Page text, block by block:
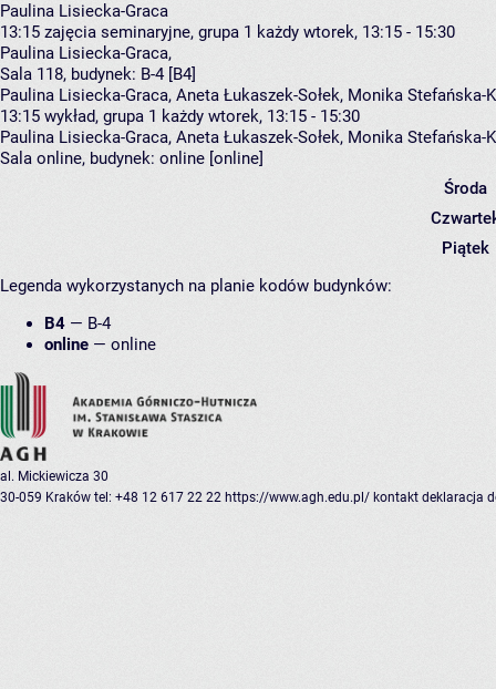
Paulina Lisiecka-Graca
13:15 zajęcia seminaryjne, grupa 1 każdy wtorek, 13:15 - 15:30
Paulina Lisiecka-Graca,
Sala 118, budynek: B-4 [B4]
Paulina Lisiecka-Graca, Aneta Łukaszek-Sołek, Monika Stefańska-
13:15 wykład, grupa 1 każdy wtorek, 13:15 - 15:30
Paulina Lisiecka-Graca, Aneta Łukaszek-Sołek, Monika Stefańska-
Sala online, budynek: online [online]
Środa
Piątek
Legenda wykorzystanych na planie kodów budynków:
B4 — B-4
online — online
al. Mickiewicza 30
30-059 Kraków tel: +48 12 617 22 22 https://www.agh.edu.pl/ kontakt deklaracja